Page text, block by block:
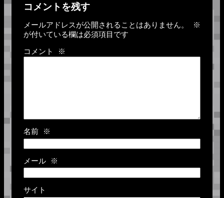
コメントを残す
メールアドレスが公開されることはありません。
※
が付いている欄は必須項目です
コメント
※
名前 ※
メール ※
サイト